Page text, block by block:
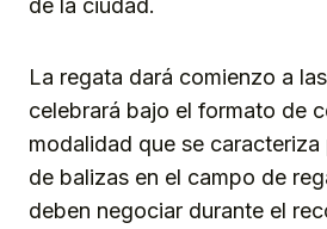
de la ciudad.
La regata dará comienzo a
celebrará bajo el formato de
modalidad que se
de balizas en el campo de
deben negociar durante el